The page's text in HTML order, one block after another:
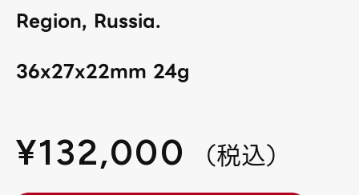
Region, Russia.
36x27x22mm 24g
¥132,000 （税込）